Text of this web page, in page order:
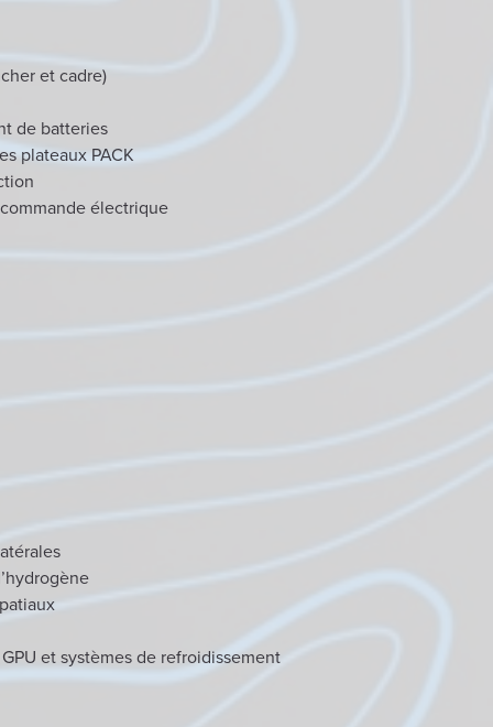
et cadre)
de batteries
plateaux PACK
électrique
et systèmes de refroidissement